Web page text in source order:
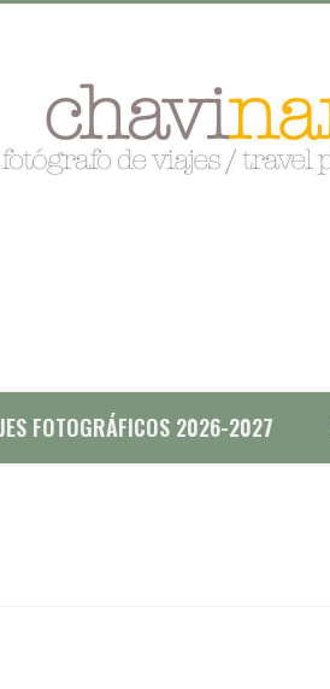
FOTOGRÁFICOS 2026-2027